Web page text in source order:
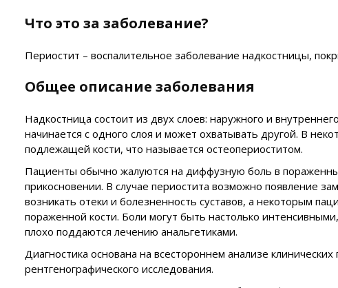
Что это за заболевание?
Периостит – воспалительное заболевание надкостницы,
Общее описание заболевания
Надкостница состоит из двух слоев: наружного и
начинается с одного слоя и может охватывать другой. В
подлежащей кости, что называется остеопериоститом.
Пациенты обычно жалуются на диффузную боль в
прикосновении. В случае периостита возможно появление
возникать отеки и болезненность суставов, а некоторым
пораженной кости. Боли могут быть настолько
плохо поддаются лечению анальгетиками.
Диагностика основана на всестороннем анализе
рентгенографического исследования.